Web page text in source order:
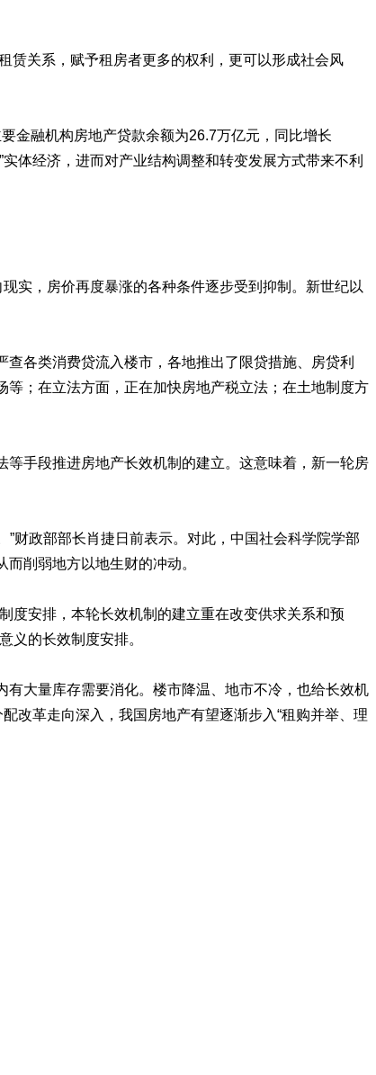
赁关系，赋予租房者更多的权利，更可以形成社会风
金融机构房地产贷款余额为26.7万亿元，同比增长
体经济，进而对产业结构调整和转变发展方式带来不利
实，房价再度暴涨的各种条件逐步受到抑制。新世纪以
各类消费贷流入楼市，各地推出了限贷措施、房贷利
；在立法方面，正在加快房地产税立法；在土地制度方
手段推进房地产长效机制的建立。这意味着，新一轮房
财政部部长肖捷日前表示。对此，中国社会科学院学部
削弱地方以地生财的冲动。
度安排，本轮长效机制的建立重在改变供求关系和预
义的长效制度安排。
大量库存需要消化。楼市降温、地市不冷，也给长效机
改革走向深入，我国房地产有望逐渐步入“租购并举、理